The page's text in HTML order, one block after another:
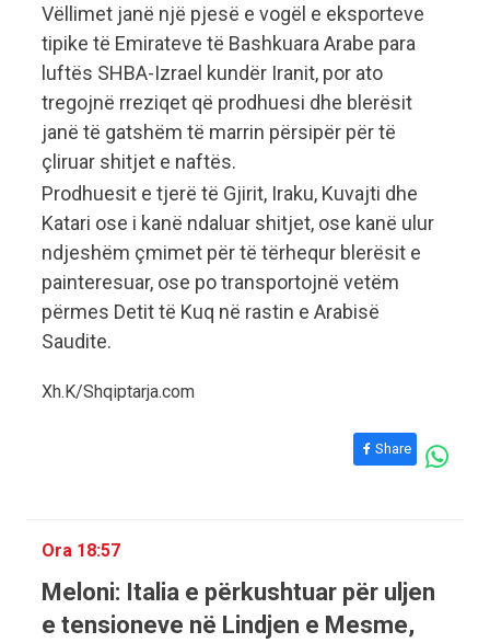
Vëllimet janë një pjesë e vogël e eksporteve
tipike të Emirateve të Bashkuara Arabe para
luftës SHBA-Izrael kundër Iranit, por ato
tregojnë rreziqet që prodhuesi dhe blerësit
janë të gatshëm të marrin përsipër për të
çliruar shitjet e naftës.
Prodhuesit e tjerë të Gjirit, Iraku, Kuvajti dhe
Katari ose i kanë ndaluar shitjet, ose kanë ulur
ndjeshëm çmimet për të tërhequr blerësit e
painteresuar, ose po transportojnë vetëm
përmes Detit të Kuq në rastin e Arabisë
Saudite.
Xh.K/Shqiptarja.com
Share
Ora 18:57
Meloni: Italia e përkushtuar për uljen
e tensioneve në Lindjen e Mesme,